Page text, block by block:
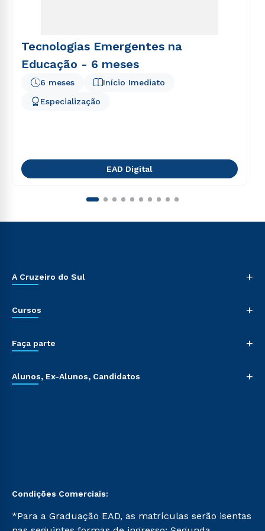
Tecnologias Emergentes na
Educação - 6 meses
Início Imediato
6 meses
Especialização
EAD Digital
A Cruzeiro do Sul +
Cursos +
Faça parte +
Alunos, Ex-Alunos, Candidatos +
Condições Comerciais:
*Para a Graduação EAD, as matrículas serão isentas